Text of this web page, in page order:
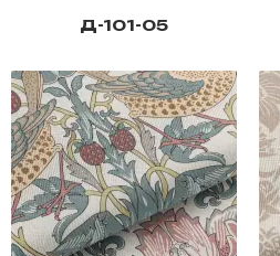
Д-101-05